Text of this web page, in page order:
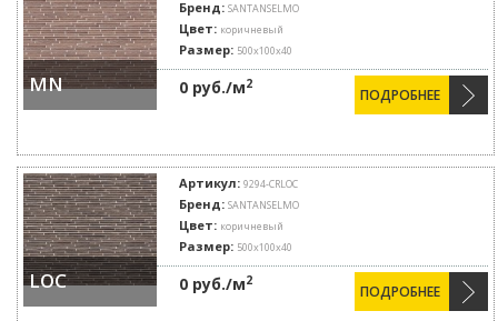
MN
Бренд: SANTANSELMO
Цвет: коричневый
Размер: 500х100х40
0 руб./м2
ПОДРОБНЕЕ
LOC
Артикул: 9294-CRLOC
Бренд: SANTANSELMO
Цвет: коричневый
Размер: 500х100х40
0 руб./м2
ПОДРОБНЕЕ